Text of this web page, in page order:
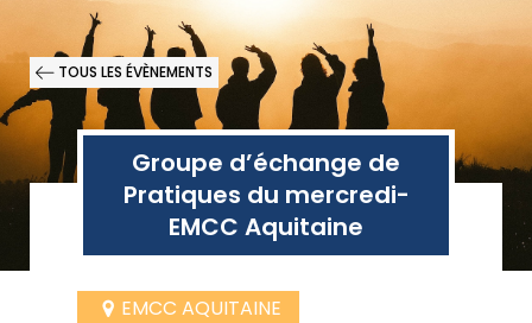
TOUS LES ÉVÈNEMENTS
Groupe d’échange de
Pratiques du mercredi-
EMCC Aquitaine
EMCC AQUITAINE